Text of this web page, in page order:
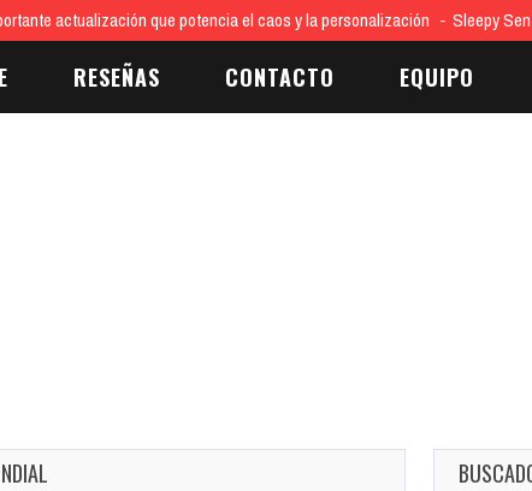
actualización que potencia el caos y la personalización Sleepy
RESEÑAS CONTACTO EQUIPO